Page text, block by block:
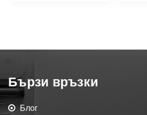
Бързи връзки
Блог